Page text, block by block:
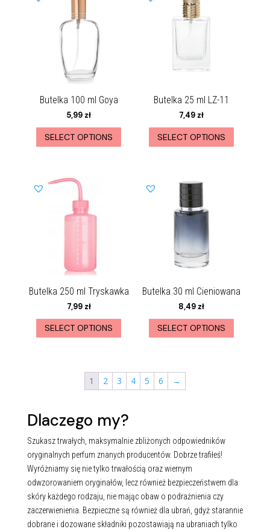
Butelka 100 ml Goya
5,99 zł
SELECT OPTIONS
Butelka 25 ml LZ-11
7,49 zł
SELECT OPTIONS
Butelka 250 ml Tryskawka
7,99 zł
SELECT OPTIONS
Butelka 30 ml Cieniowana
8,49 zł
SELECT OPTIONS
1 2 3 4 5 6 →
Dlaczego my?
Szukasz trwałych, maksymalnie zbliżonych odpowiedników
oryginalnych perfum znanych producentów. Dobrze trafiłeś!
Wyróżniamy się nie tylko trwałością oraz wiernym
odwzorowaniem oryginałów, lecz również bezpieczeństwem dla
skóry każdego rodzaju, nie mając obaw o podrażnienia czy
zaczerwienienia. Bezpieczne są również dla ubrań, gdyż starannie
dobrane i dozowane składniki pozostawiają na ubraniach tylko